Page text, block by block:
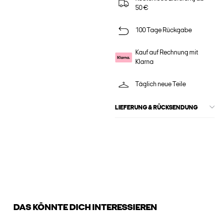
50 €
100 Tage Rückgabe
Kauf auf Rechnung mit
Klarna
Täglich neue Teile
LIEFERUNG & RÜCKSENDUNG
DAS KÖNNTE DICH INTERESSIEREN